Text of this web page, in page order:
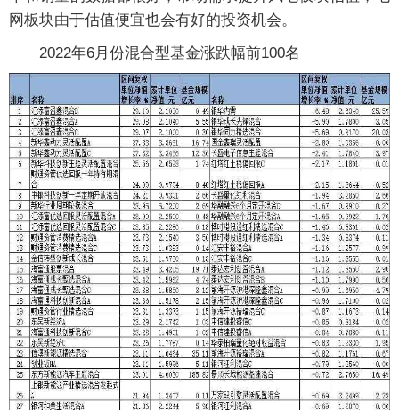
网板块由于估值便宜也会有好的投资机会。
2022年6月份混合型基金涨跌幅前100名